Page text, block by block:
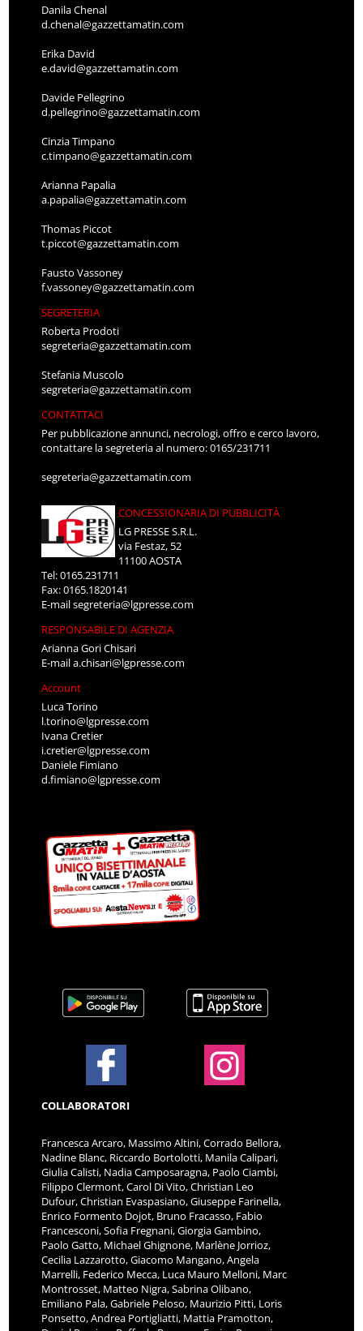
Danila Chenal
d.chenal@gazzettamatin.com
Erika David
e.david@gazzettamatin.com
Davide Pellegrino
d.pellegrino@gazzettamatin.com
Cinzia Timpano
c.timpano@gazzettamatin.com
Arianna Papalia
a.papalia@gazzettamatin.com
Thomas Piccot
t.piccot@gazzettamatin.com
Fausto Vassoney
f.vassoney@gazzettamatin.com
SEGRETERIA
Roberta Prodoti
segreteria@gazzettamatin.com
Stefania Muscolo
segreteria@gazzettamatin.com
CONTATTACI
Per pubblicazione annunci, necrologi, offro e cerco lavoro,
contattare la segreteria al numero: 0165/231711
segreteria@gazzettamatin.com
CONCESSIONARIA DI PUBBLICITÀ
LG PRESSE S.R.L.
via Festaz, 52
11100 AOSTA
Tel: 0165.231711
Fax: 0165.1820141
E-mailsegreteria@lgpresse.com
RESPONSABILE DI AGENZIA
Arianna Gori Chisari
E-maila.chisari@lgpresse.com
Account
Luca Torino
l.torino@lgpresse.com
Ivana Cretier
i.cretier@lgpresse.com
Daniele Fimiano
d.fimiano@lgpresse.com
COLLABORATORI
Francesca Arcaro, Massimo Altini, Corrado Bellora,
Nadine Blanc, Riccardo Bortolotti, Manila Calipari,
Giulia Calisti, Nadia Camposaragna, Paolo Ciambi,
Filippo Clermont, Carol Di Vito, Christian Leo
Dufour, Christian Evaspasiano, Giuseppe Farinella,
Enrico Formento Dojot, Bruno Fracasso, Fabio
Francesconi, Sofia Fregnani, Giorgia Gambino,
Paolo Gatto, Michael Ghignone, Marlène Jorrioz,
Cecilia Lazzarotto, Giacomo Mangano, Angela
Marrelli, Federico Mecca, Luca Mauro Melloni, Marc
Montrosset, Matteo Nigra, Sabrina Olibano,
Emiliano Pala, Gabriele Peloso, Maurizio Pitti, Loris
Ponsetto, Andrea Portigliatti, Mattia Pramotton,